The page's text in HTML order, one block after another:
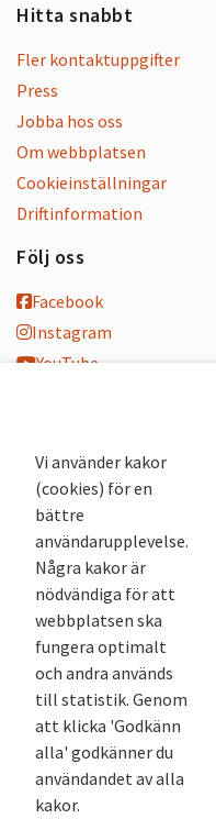
Hitta snabbt
Fler kontaktuppgifter
Press
Jobba hos oss
Om webbplatsen
Cookieinställningar
Driftinformation
Följ oss
Facebook
Instagram
YouTube
Nyhetsbrev
Andra webbplatser
Arkivsök
Fornsök
Fornreg
Bebyggelseregistret
Runor
Kringla
Vi använder kakor
(cookies) för en
bättre
användarupplevelse.
Några kakor är
nödvändiga för att
webbplatsen ska
fungera optimalt
och andra används
till statistik. Genom
att klicka 'Godkänn
alla' godkänner du
användandet av alla
kakor.